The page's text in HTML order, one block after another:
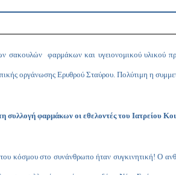
σακουλών φαρμάκων και υγειονομικού
οργάνωσης Ερυθρού Σταύρου. Πολύτιμη η
συλλογή φαρμάκων οι εθελοντές του Ιατρείου
κόσμου στο συνάνθρωπο ήταν συγκινητική! Ο